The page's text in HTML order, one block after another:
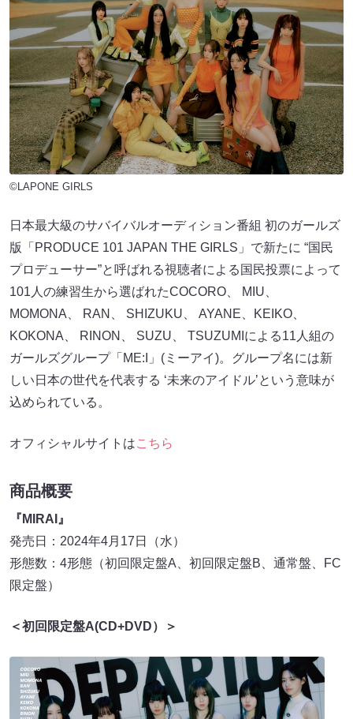
©LAPONE GIRLS
日本最大級のサバイバルオーディション番組 初のガールズ
版「PRODUCE 101 JAPAN THE GIRLS」で新たに “国民
プロデューサー”と呼ばれる視聴者による国民投票によって
101人の練習生から選ばれたCOCORO、 MIU、
MOMONA、 RAN、 SHIZUKU、 AYANE、KEIKO、
KOKONA、 RINON、 SUZU、 TSUZUMIによる11人組の
ガールズグループ「ME:I」(ミーアイ)。グループ名には新
しい日本の世代を代表する ‘未来のアイドル’という意味が
込められている。
オフィシャルサイトはこちら
商品概要
『MIRAI』
発売日：2024年4月17日（水）
形態数：4形態（初回限定盤A、初回限定盤B、通常盤、FC
限定盤）
＜初回限定盤A(CD+DVD）＞